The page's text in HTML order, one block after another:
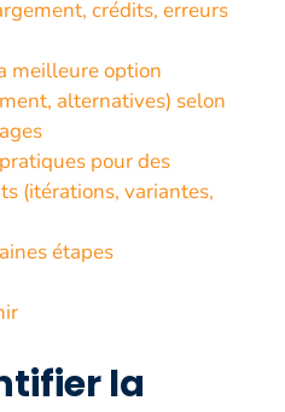
crédits, erreurs
meilleure option
alternatives) selon
pour des
(itérations, variantes,
étapes
la